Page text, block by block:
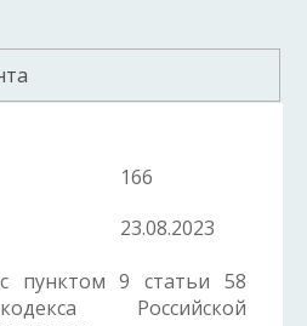
166
23.08.2023
пунктом 9 статьи 58
Российской